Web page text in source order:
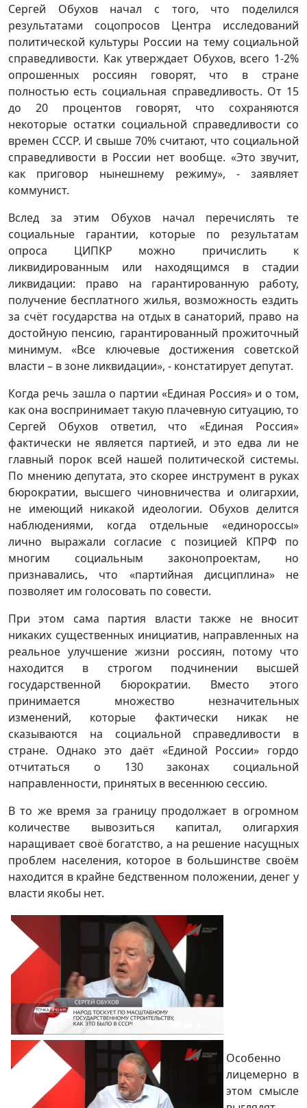
Сергей Обухов начал с того, что поделился
результатами соцопросов Центра исследований
политической культуры России на тему социальной
справедливости. Как утверждает Обухов, всего 1-2%
опрошенных россиян говорят, что в стране
полностью есть социальная справедливость. От 15
до 20 процентов говорят, что сохраняются
некоторые остатки социальной справедливости со
времен СССР. И свыше 70% считают, что социальной
справедливости в России нет вообще. «Это звучит,
как приговор нынешнему режиму», - заявляет
коммунист.
Вслед за этим Обухов начал перечислять те
социальные гарантии, которые по результатам
опроса ЦИПКР можно причислить к
ликвидированным или находящимся в стадии
ликвидации: право на гарантированную работу,
получение бесплатного жилья, возможность ездить
за счёт государства на отдых в санаторий, право на
достойную пенсию, гарантированный прожиточный
минимум. «Все ключевые достижения советской
власти – в зоне ликвидации», - констатирует депутат.
Когда речь зашла о партии «Единая Россия» и о том,
как она воспринимает такую плачевную ситуацию, то
Сергей Обухов ответил, что «Единая Россия»
фактически не является партией, и это едва ли не
главный порок всей нашей политической системы.
По мнению депутата, это скорее инструмент в руках
бюрократии, высшего чиновничества и олигархии,
не имеющий никакой идеологии. Обухов делится
наблюдениями, когда отдельные «единороссы»
лично выражали согласие с позицией КПРФ по
многим социальным законопроектам, но
признавались, что «партийная дисциплина» не
позволяет им голосовать по совести.
При этом сама партия власти также не вносит
никаких существенных инициатив, направленных на
реальное улучшение жизни россиян, потому что
находится в строгом подчинении высшей
государственной бюрократии. Вместо этого
принимается множество незначительных
изменений, которые фактически никак не
сказываются на социальной справедливости в
стране. Однако это даёт «Единой России» гордо
отчитаться о 130 законах социальной
направленности, принятых в весеннюю сессию.
В то же время за границу продолжает в огромном
количестве вывозиться капитал, олигархия
наращивает своё богатство, а на решение насущных
проблем населения, которое в большинстве своём
находится в крайне бедственном положении, денег у
власти якобы нет.
Особенно
лицемерно в
этом смысле